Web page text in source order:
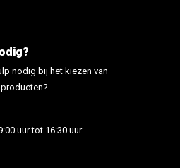
nodig bij het kiezen van
uur tot 16:30 uur